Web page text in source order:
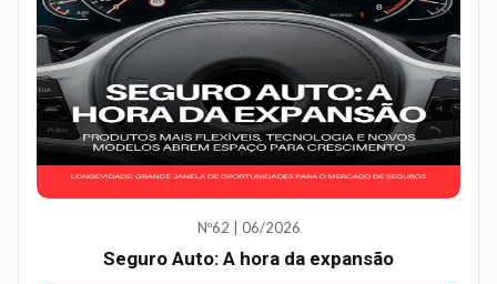
Nº62 | 06/2026
Seguro Auto: A hora da expansão